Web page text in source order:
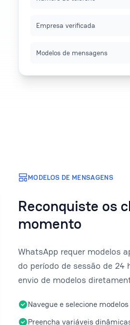
Empresa verificada
Modelos de mensagens
MODELOS DE MENSAGENS
Reconquiste os
momento
WhatsApp requer modelos
do período de sessão de
envio de modelos
Navegue e selecione
Preencha variáveis